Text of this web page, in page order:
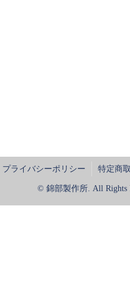
プライバシーポリシー 特定商
© 錦部製作所. All Rights